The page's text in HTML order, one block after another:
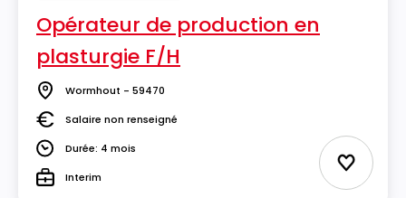
Opérateur de production en
plasturgie F/H
Lieu Wormhout - 59470
SalaireSalaire non renseigné
DuréeDurée: 4 mois
TypeInterim Ajouter